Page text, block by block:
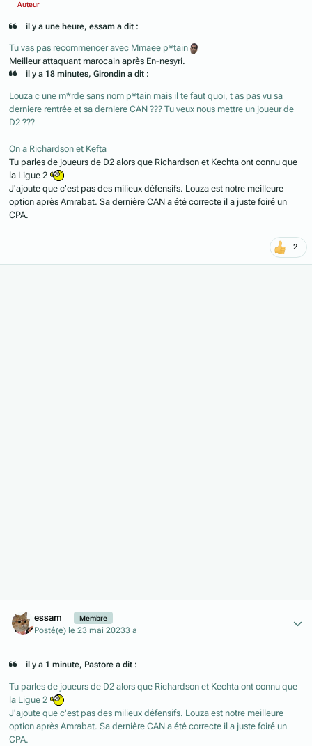
Auteur
il y a une heure, essam a dit :
Tu vas pas recommencer avec Mmaee p*tain
Meilleur attaquant marocain après En-nesyri.
il y a 18 minutes, Girondin a dit :
Louza c une m*rde sans nom p*tain mais il te faut quoi, t as pas vu sa
derniere rentrée et sa derniere CAN ??? Tu veux nous mettre un joueur de
D2 ???
On a Richardson et Kefta
Tu parles de joueurs de D2 alors que Richardson et Kechta ont connu que
la Ligue 2
J'ajoute que c'est pas des milieux défensifs. Louza est notre meilleure
option après Amrabat. Sa dernière CAN a été correcte il a juste foiré un
CPA.
2
essam Membre
Posté(e) le 23 mai 20233 a
il y a 1 minute, Pastore a dit :
Tu parles de joueurs de D2 alors que Richardson et Kechta ont connu que
la Ligue 2
J'ajoute que c'est pas des milieux défensifs. Louza est notre meilleure
option après Amrabat. Sa dernière CAN a été correcte il a juste foiré un
CPA.